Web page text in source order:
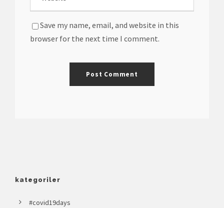
Save my name, email, and website in this
browser for the next time I comment.
kategoriler
#covid19days